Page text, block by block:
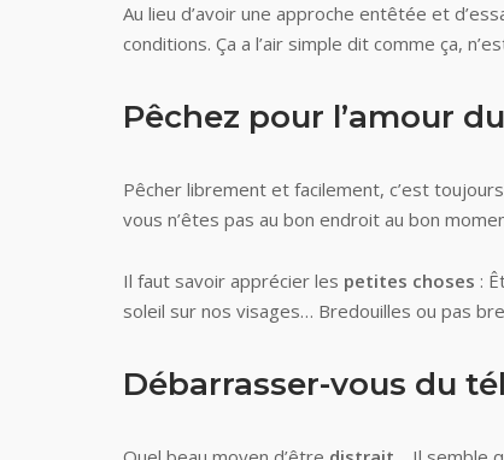
Au lieu d’avoir une approche entêtée et
conditions. Ça a l’air simple dit comme ça,
Pêchez pour l’amour
Pêcher librement et facilement, c’est
vous n’êtes pas au bon endroit au bon
Il faut savoir apprécier les petites choses :
soleil sur nos visages… Bredouilles ou pas
Débarrasser-vous du